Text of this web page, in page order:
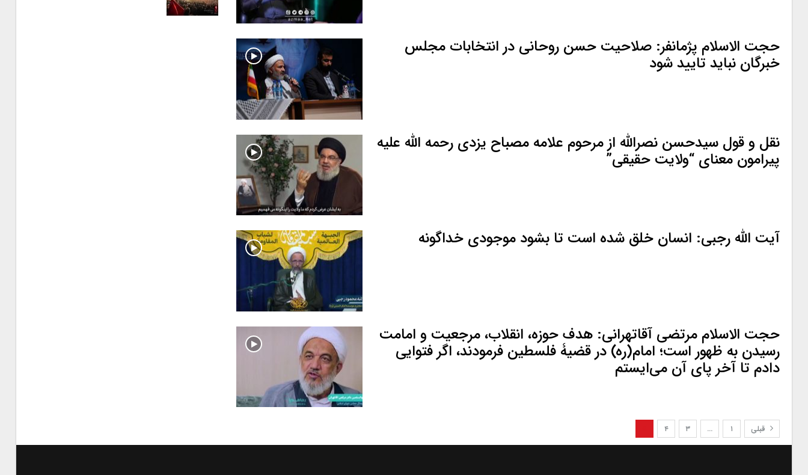
حجت الاسلام پژمانفر: صلاحیت حسن روحانی در انتخابات مجلس
خبرگان نباید تایید شود
نقل و قول سیدحسن نصرالله از مرحوم علامه مصباح یزدی رحمه الله علیه
پیرامون معنای “ولایت حقیقی”
آیت الله رجبی: انسان خلق شده است تا بشود موجودی خداگونه
حجت الاسلام مرتضی آقاتهرانی: هدف حوزه، انقلاب، مرجعیت و امامت
رسیدن به ظهور است؛ امام(ره) در قضیۀ فلسطین فرمودند، اگر فتوایی
دادم تا آخر پای آن می‌ایستم
قبلی ۱ … ۳ ۴